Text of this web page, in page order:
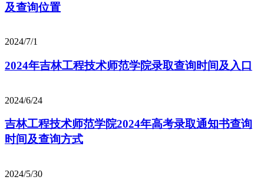
及查询位置
2024/7/1
2024年吉林工程技术师范学院录取查询时间及入口
2024/6/24
吉林工程技术师范学院2024年高考录取通知书查询
时间及查询方式
2024/5/30